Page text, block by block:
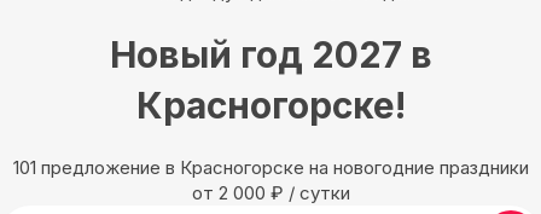
Новый год 2027 в
Красногорске!
101 предложение в Красногорске на новогодние праздники
oт 2 000 ₽ / сутки